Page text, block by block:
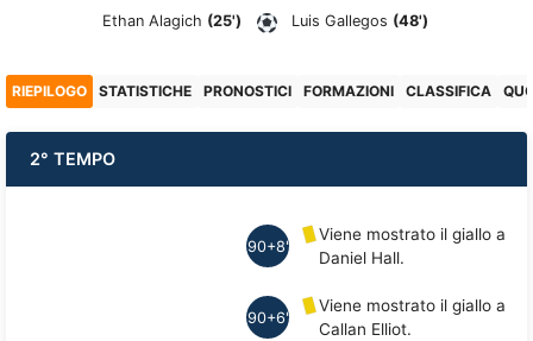
Ethan Alagich (25') Luis Gallegos (48')
RIEPILOGO STATISTICHE PRONOSTICI FORMAZIONI CLASSIFICA
2° TEMPO
90+8'
Viene mostrato il giallo a
Daniel Hall.
90+6'
Viene mostrato il giallo a
Callan Elliot.